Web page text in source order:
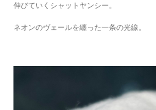
伸びていくシャットヤンシー。
ネオンのヴェールを纏った一条の光線。